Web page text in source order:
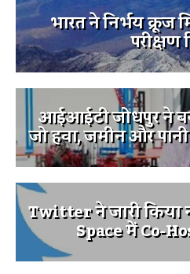
भारत ने निर्भय
परीक्षण
आईआईटी जोधपुर ने
जो हवा, जमीन और
Twitter ने जारी
Space में Co-